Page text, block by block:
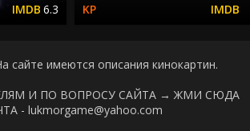
6.3
сайте имеются описания кинокартин.
И ПО ВОПРОСУ САЙТА → ЖМИ СЮДА
- lukmorgame@yahoo.com